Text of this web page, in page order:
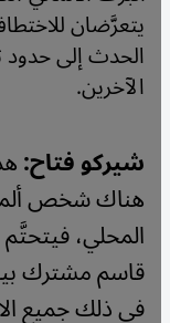
يتعرَّضان
الحدث إلى حدود
الآخرين.
شيركو فتاح:
هناك شخص
المحلي،
قاسم مشترك
في ذلك جميع